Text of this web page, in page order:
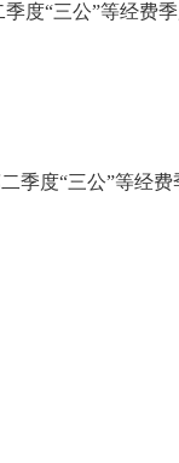
度“三公”等经费
季度“三公”等经费